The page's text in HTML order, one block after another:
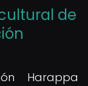
de
Harappa